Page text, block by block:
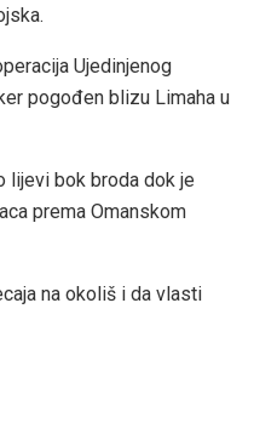
Ujedinjenog
pogođen blizu Limaha u
lijevi bok broda dok je
prema Omanskom
na okoliš i da vlasti